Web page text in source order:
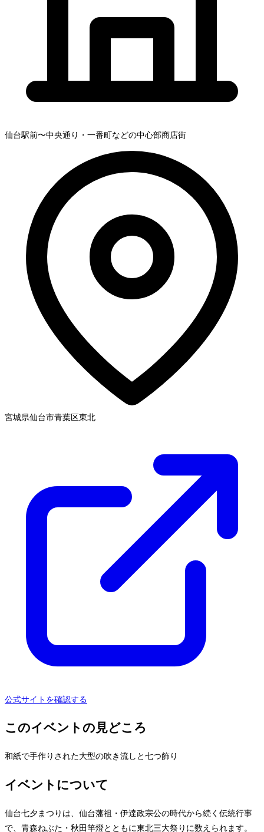
仙台駅前〜中央通り・一番町などの中心部商店街
宮城県仙台市青葉区東北
公式サイトを確認する
このイベントの見どころ
和紙で手作りされた大型の吹き流しと七つ飾り
イベントについて
仙台七夕まつりは、仙台藩祖・伊達政宗公の時代から続く伝統行事
で、青森ねぶた・秋田竿燈とともに東北三大祭りに数えられます。